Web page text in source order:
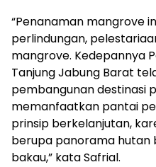
“Penanaman mangrove
perlindungan,
mangrove. Kedepannya
Tanjung Jabung Barat
pembangunan destinasi
memanfaatkan pantai
prinsip berkelanjutan,
berupa panorama hutan
bakau,” kata Safrial.